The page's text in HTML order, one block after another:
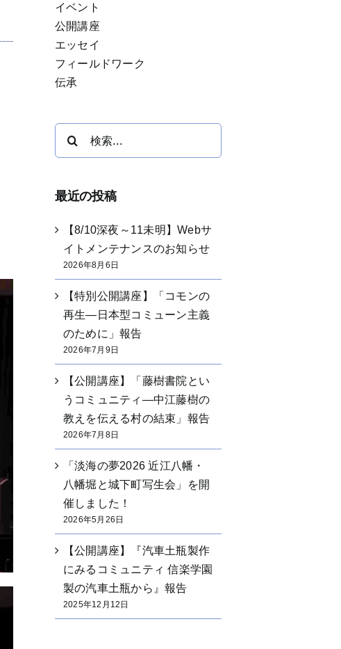
イベント
公開講座
エッセイ
フィールドワーク
伝承
最近の投稿
【8/10深夜～11未明】Webサ
イトメンテナンスのお知らせ
2026年8月6日
【特別公開講座】「コモンの
再生―日本型コミューン主義
のために」報告
2026年7月9日
【公開講座】「藤樹書院とい
うコミュニティ―中江藤樹の
教えを伝える村の結束」報告
2026年7月8日
「淡海の夢2026 近江八幡・
八幡堀と城下町写生会」を開
催しました！
2026年5月26日
【公開講座】『汽車土瓶製作
にみるコミュニティ 信楽学園
製の汽車土瓶から』報告
2025年12月12日